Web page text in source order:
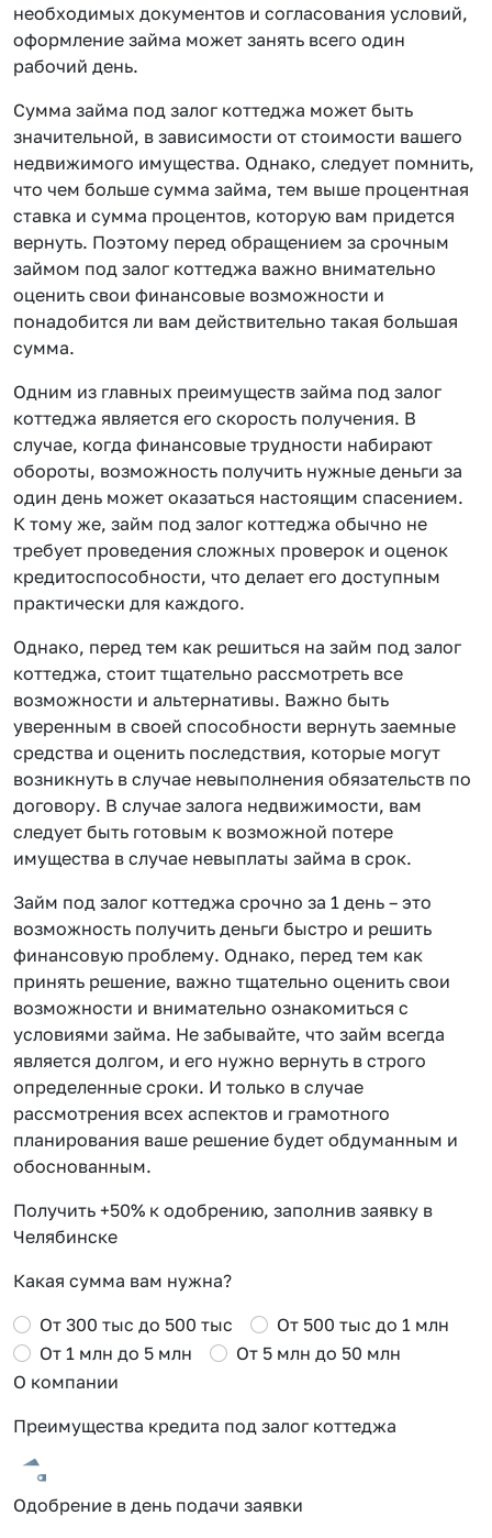
необходимых документов и согласования условий,
оформление займа может занять всего один
рабочий день.
Сумма займа под залог коттеджа может быть
значительной, в зависимости от стоимости вашего
недвижимого имущества. Однако, следует помнить,
что чем больше сумма займа, тем выше процентная
ставка и сумма процентов, которую вам придется
вернуть. Поэтому перед обращением за срочным
займом под залог коттеджа важно внимательно
оценить свои финансовые возможности и
понадобится ли вам действительно такая большая
сумма.
Одним из главных преимуществ займа под залог
коттеджа является его скорость получения. В
случае, когда финансовые трудности набирают
обороты, возможность получить нужные деньги за
один день может оказаться настоящим спасением.
К тому же, займ под залог коттеджа обычно не
требует проведения сложных проверок и оценок
кредитоспособности, что делает его доступным
практически для каждого.
Однако, перед тем как решиться на займ под залог
коттеджа, стоит тщательно рассмотреть все
возможности и альтернативы. Важно быть
уверенным в своей способности вернуть заемные
средства и оценить последствия, которые могут
возникнуть в случае невыполнения обязательств по
договору. В случае залога недвижимости, вам
следует быть готовым к возможной потере
имущества в случае невыплаты займа в срок.
Займ под залог коттеджа срочно за 1 день – это
возможность получить деньги быстро и решить
финансовую проблему. Однако, перед тем как
принять решение, важно тщательно оценить свои
возможности и внимательно ознакомиться с
условиями займа. Не забывайте, что займ всегда
является долгом, и его нужно вернуть в строго
определенные сроки. И только в случае
рассмотрения всех аспектов и грамотного
планирования ваше решение будет обдуманным и
обоснованным.
Получить +50% к одобрению, заполнив заявку в
Челябинске
Какая сумма вам нужна?
От 300 тыс до 500 тыс
От 500 тыс до 1 млн
От 1 млн до 5 млн
От 5 млн до 50 млн
О компании
Преимущества кредита под залог коттеджа
Одобрение в день подачи заявки